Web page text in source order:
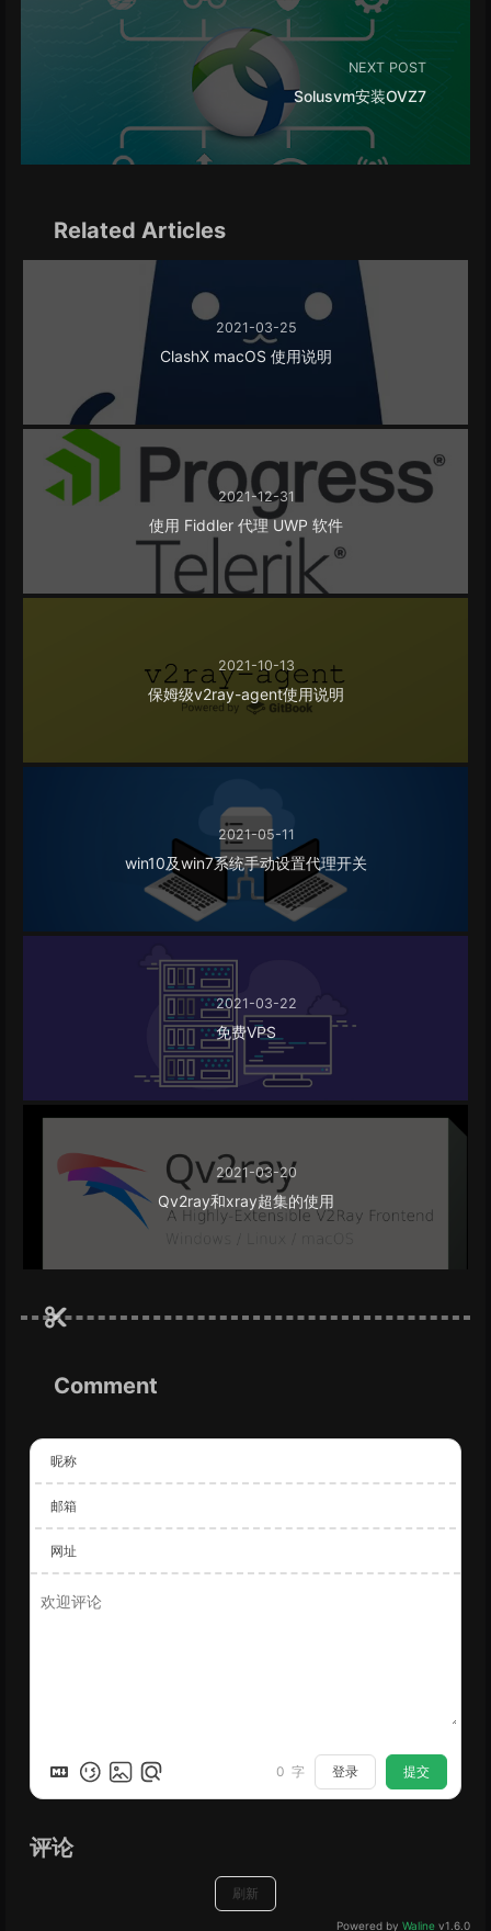
NEXT POST
Solusvm安装OVZ7
Related Articles
2021-03-25
ClashX macOS 使用说明
2021-12-31
使用 Fiddler 代理 UWP 软件
2021-10-13
保姆级v2ray-agent使用说明
2021-05-11
win10及win7系统手动设置代理开关
2021-03-22
免费VPS
2021-03-20
Qv2ray和xray超集的使用
Comment
昵称
邮箱
网址
0 字 登录 提交
评论
刷新
Powered by Waline v1.6.0